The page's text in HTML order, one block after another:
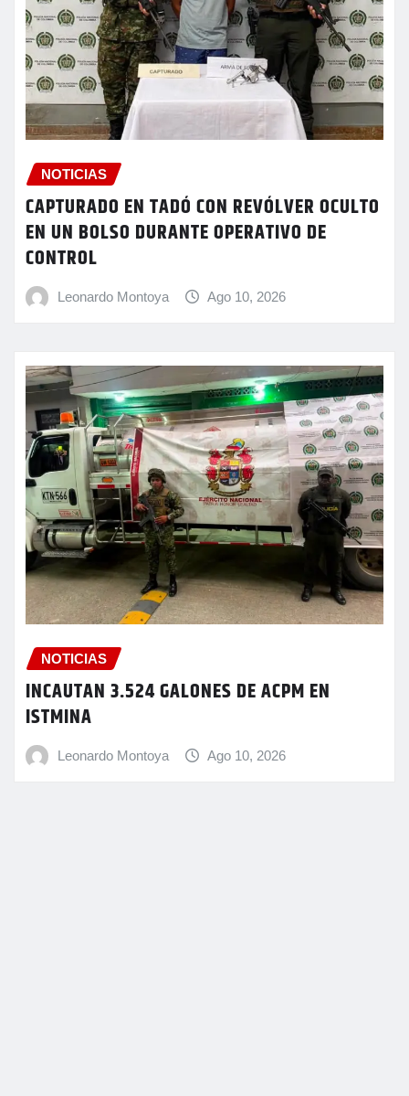
NOTICIAS
CAPTURADO EN TADÓ CON REVÓLVER OCULTO
EN UN BOLSO DURANTE OPERATIVO DE
CONTROL
Leonardo Montoya Ago 10, 2026
NOTICIAS
INCAUTAN 3.524 GALONES DE ACPM EN
ISTMINA
Leonardo Montoya Ago 10, 2026